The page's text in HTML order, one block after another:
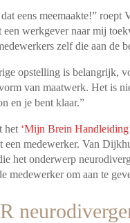
eens meemaakte!”
een werkgever naar mij
zelf die aan de
opstelling is belangrijk,
van maatwerk. Het is
en je bent klaar.”
het ‘Mijn Brein
een medewerker. Van
het onderwerp
medewerker om aan te